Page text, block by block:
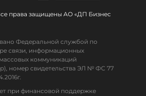
права защищены АО «ДП Бизнес
Федеральной службой по
связи, информационных
коммуникаций
номер свидетельства ЭЛ № ФС 77
при финансовой поддержке